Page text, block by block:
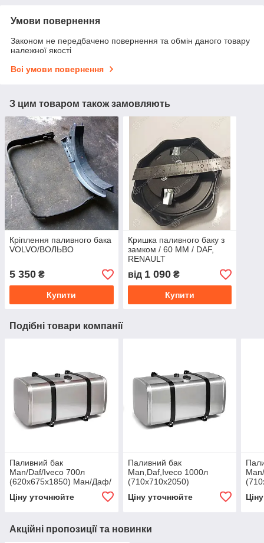
Умови повернення
Законом не передбачено повернення та обмін даного товару
належної якості
Всі умови повернення
З цим товаром також замовляють
Кріплення паливного бака
VOLVO/ВОЛЬВО
5 350 ₴
Купити
Кришка паливного баку з
замком / 60 MM / DAF,
RENAULT
від 1 090₴
Купити
Подібні товари компанії
Паливний бак
Man/Daf/Iveco 700л
(620х675х1850) Ман/Даф/
Ціну уточнюйте
Паливний бак
Man,Daf,Iveco 1000л
(710х710х2050)
Ціну уточнюйте
Акційні пропозиції та новинки